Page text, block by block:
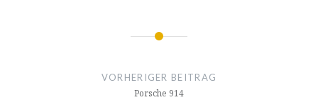
VORHERIGER BEITRAG
Porsche 914